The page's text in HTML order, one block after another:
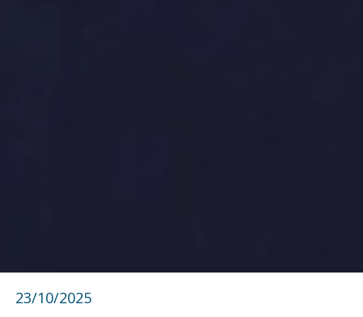
23/10/2025